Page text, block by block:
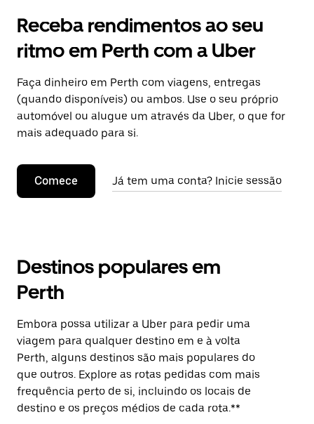
Receba rendimentos ao seu
ritmo em Perth com a Uber
Faça dinheiro em Perth com viagens, entregas
(quando disponíveis) ou ambos. Use o seu próprio
automóvel ou alugue um através da Uber, o que for
mais adequado para si.
Comece Já tem uma conta? Inicie sessão
Destinos populares em
Perth
Embora possa utilizar a Uber para pedir uma
viagem para qualquer destino em e à volta
Perth, alguns destinos são mais populares do
que outros. Explore as rotas pedidas com mais
frequência perto de si, incluindo os locais de
destino e os preços médios de cada rota.**